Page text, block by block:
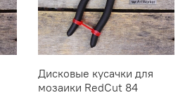
Дисковые кусачки для
мозаики RedCut 84